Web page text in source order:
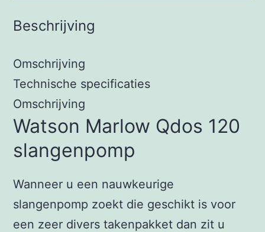
Beschrijving
Omschrijving
Technische specificaties
Omschrijving
Watson Marlow Qdos 120
slangenpomp
Wanneer u een nauwkeurige
slangenpomp zoekt die geschikt is voor
een zeer divers takenpakket dan zit u